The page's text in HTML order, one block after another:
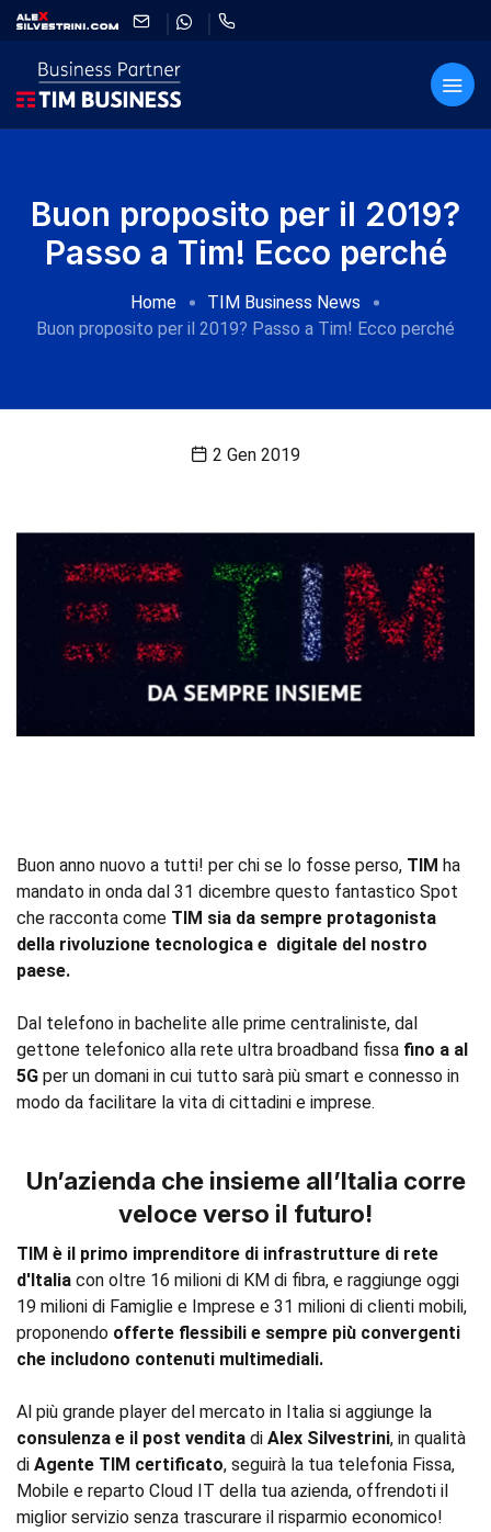
Buon proposito per il 2019?
Passo a Tim! Ecco perché
Home
TIM Business News
Buon proposito per il 2019? Passo a Tim! Ecco perché
2 Gen 2019
Buon anno nuovo a tutti! per chi se lo fosse perso, TIM ha
mandato in onda dal 31 dicembre questo fantastico Spot
che racconta come TIM sia da sempre protagonista
della rivoluzione tecnologica e digitale del nostro
paese.
Dal telefono in bachelite alle prime centraliniste, dal
gettone telefonico alla rete ultra broadband fissa fino a al
5G per un domani in cui tutto sarà più smart e connesso in
modo da facilitare la vita di cittadini e imprese.
Un’azienda che insieme all’Italia corre
veloce verso il futuro!
TIM è il primo imprenditore di infrastrutture di rete
d'Italia con oltre 16 milioni di KM di fibra, e raggiunge oggi
19 milioni di Famiglie e Imprese e 31 milioni di clienti mobili,
proponendo offerte flessibili e sempre più convergenti
che includono contenuti multimediali.
Al più grande player del mercato in Italia si aggiunge la
consulenza e il post vendita di Alex Silvestrini, in qualità
di Agente TIM certificato, seguirà la tua telefonia Fissa,
Mobile e reparto Cloud IT della tua azienda, offrendoti il
miglior servizio senza trascurare il risparmio economico!